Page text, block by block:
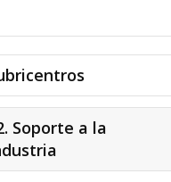
Soporte a la